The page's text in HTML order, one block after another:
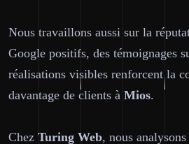
Nous travaillons aussi sur la
Google positifs, des témoignages
réalisations visibles renforcent la
davantage de clients à Mios.
Chez Turing Web, nous